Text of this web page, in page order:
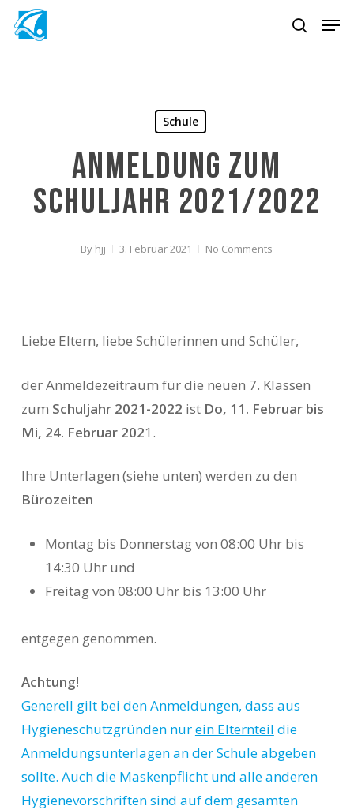
Skip
search
Schule
Anmeldung zum
Schuljahr 2021/2022
By hjj 3. Februar 2021 No Comments
Liebe Eltern, liebe Schülerinnen und Schüler,
der Anmeldezeitraum für die neuen 7. Klassen
zum Schuljahr 2021-2022 ist Do, 11. Februar bis
Mi, 24. Februar 2021.
Ihre Unterlagen (siehe unten) werden zu den
Bürozeiten
Montag bis Donnerstag von 08:00 Uhr bis
14:30 Uhr und
Freitag von 08:00 Uhr bis 13:00 Uhr
entgegen genommen.
Achtung!
Generell gilt bei den Anmeldungen, dass aus
Hygieneschutzgründen nurein Elternteil die
Anmeldungsunterlagen an derSchule abgeben
sollte. Auch die Maskenpflicht und alle anderen
Hygienevorschriften sind auf dem gesamten